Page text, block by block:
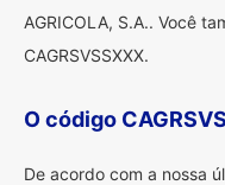
AGRICOLA, S.A.. Você
CAGRSVSSXXX.
O código
De acordo com a nossa